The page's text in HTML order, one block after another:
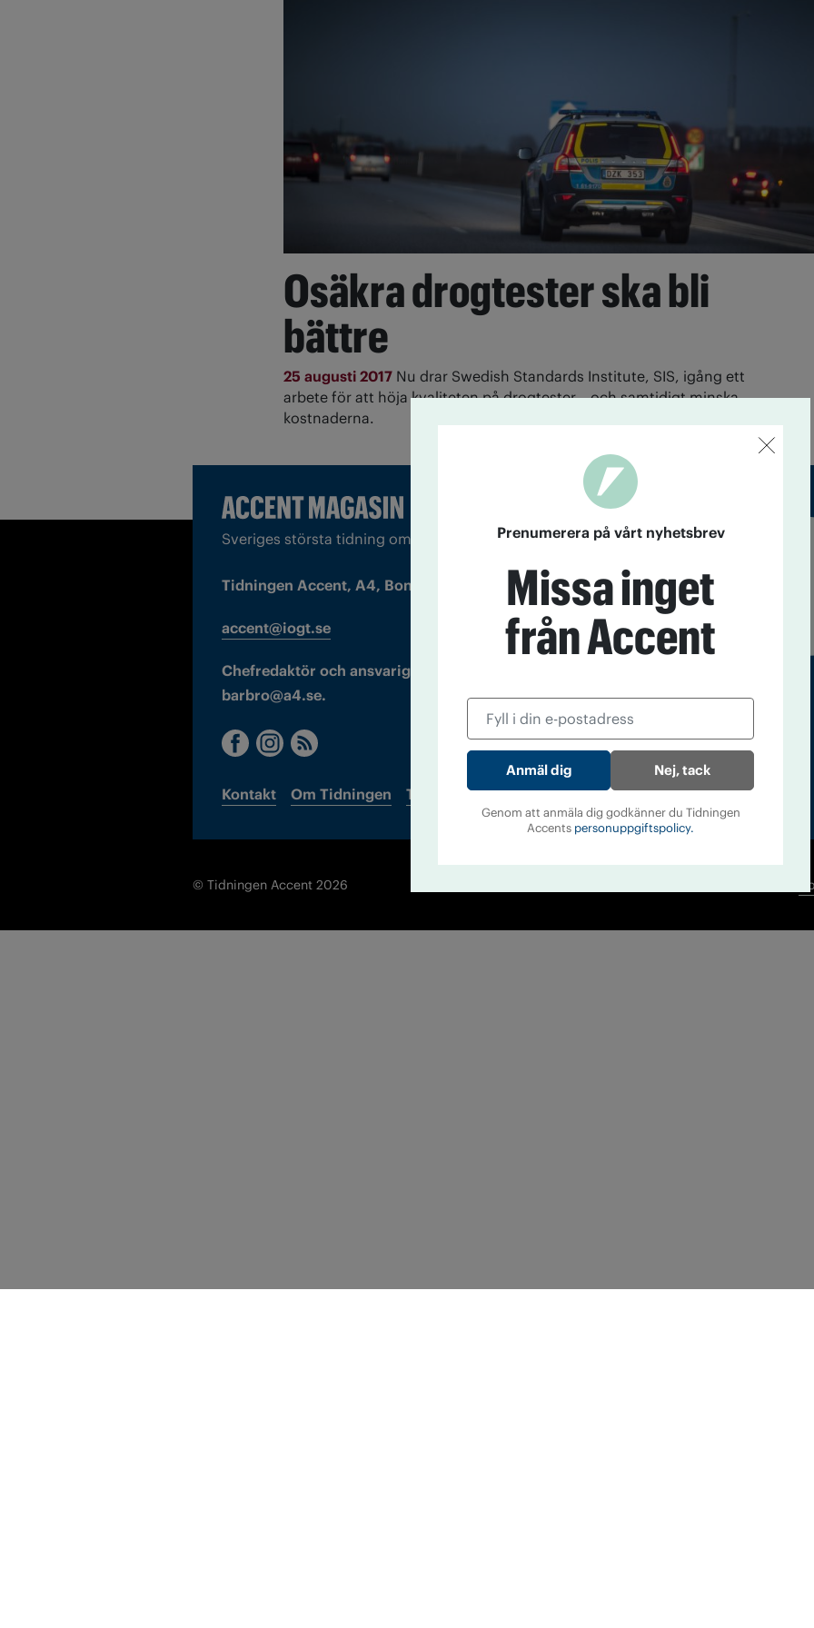
Osäkra drogtester ska bli
bättre
25 augusti 2017 Nu drar Swedish Standards Institute, SIS, igång ett
arbete för att höja kvaliteten på drogtester – och samtidigt minska
kostnaderna.
Sveriges största tidning om droger och nykterhet
Tidningen Accent, A4, Bondegatan 21, 116 33 Stockholm
accent@iogt.se
Chefredaktör och ansvarig utgivare: Barbro Janson Lundkvist,
barbro@a4.se.
Kontakt Om Tidningen Tidningsarkiv In English
© Tidningen Accent 2026
Prenumerera på vårt nyhetsbrev
Missa inget
från Accent
Nej, tack
Genom att anmäla dig godkänner du Tidningen
Accents personuppgiftspolicy.